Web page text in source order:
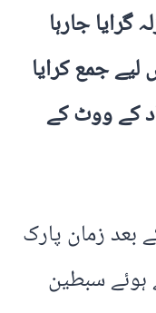
جارہا
جمع کرایا
کے ووٹ کے
بعد زمان پارک
ہوئے سبطین